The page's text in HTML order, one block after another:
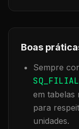
Boas
Sempre
SQ_FILIAL
em tabelas
para
unidades.